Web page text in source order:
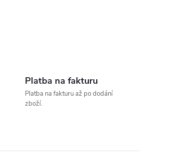
Platba na fakturu
Platba na fakturu až po dodání
zboží.